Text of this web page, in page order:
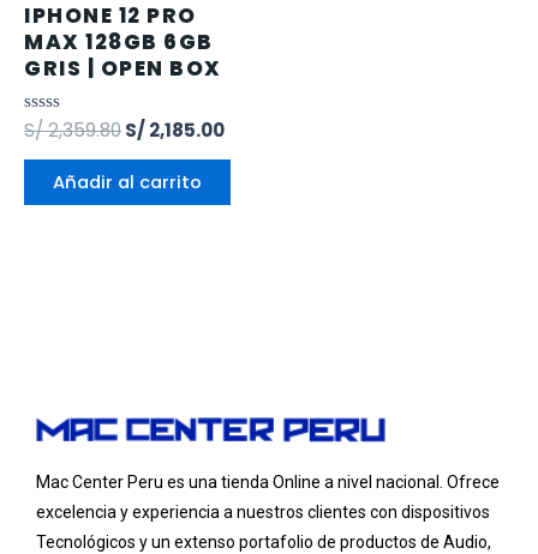
IPHONE 12 PRO
MAX 128GB 6GB
GRIS | OPEN BOX
Valorado
en
0
S/2,359.80S/2,185.00
Añadir al carrito
Mac Center Peru es una tienda Online a nivel nacional
. Ofrece
excelencia y experiencia a nuestros clientes con dispositivos
Tecnológicos y un extenso portafolio de productos de Audio,